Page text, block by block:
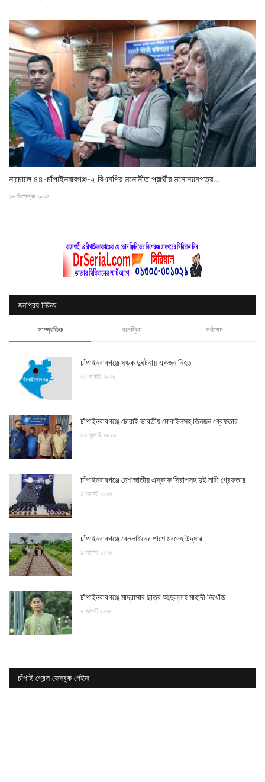
নাচোলে ৪৪-চাঁপাইনবাবগঞ্জ-২ বিএনপির মনোনীত প্রার্থীর মনোনয়নপত্র...
২৮ ডিসেম্বর ২০২৫
জনপ্রিয় নিউজ
সাম্প্রতিক জনপ্রিয় সর্বশেষ
চাঁপাইনবাবগঞ্জে সড়ক দুর্ঘটনায় একজন নিহত
৩১ জুলাই ২০২৬
চাঁপাইনবাবগঞ্জে চোরাই ভারতীয় মোবাইলসহ তিনজন গ্রেফতার
৩০ জুলাই ২০২৬
চাঁপাইনবাবগঞ্জে নেশাজাতীয় এস্কাফ সিরাপসহ দুই নারী গ্রেফতার
১ আগস্ট ২০২৬
চাঁপাইনবাবগঞ্জে রেললাইনের পাশে মরদেহ উদ্ধার
১ আগস্ট ২০২৬
চাঁপাইনবাবগঞ্জে মাদ্রাসার ছাত্র আব্দুল্লাহ মাহাদী নিখোঁজ
২ আগস্ট ২০২৬
চাঁপাই প্রেস ফেসবুক পেইজ